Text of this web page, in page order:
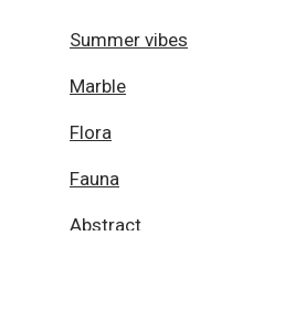
Summer vibes
Marble
Flora
Fauna
Abstract